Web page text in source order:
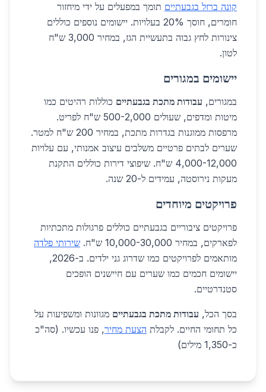
קונה ברזל בגבעתיים תומך במפעלים על ידי מיחזור
חומרים, חוסך 20% בעלויות. יישומים נוספים כוללים
צינורות לחץ גבוה בתעשיית הגז, במחיר 3,000 ש"ח
לטון.
יישומים במגורים
במגורים, עבודות מתכת בגבעתיים כוללות רהיטים כמו
מיטות ומדפים, שעולים 500-2,000 ש"ח לפריט.
מרפסות ממוגנות בגדרות מתכת, במחיר 200 ש"ח למטר.
שערים לבתים פרטיים משלבים עיצוב אמנותי, עם עלויות
4,000-12,000 ש"ח. שיפוצי דירות כוללים התקנת
מעקות נירוסטה, עמידים ל-20 שנה.
פרויקטים מיוחדים
פרויקטים ציבוריים בגבעתיים כוללים פרגולות מתכתיות
לפארקים, במחיר 10,000-30,000 ש"ח.
שירותי פלדה
מותאמים לפרויקטים כמו שדרוג גני ילדים. ב-2026,
יישומים חכמים כמו שערים עם חיישנים הופכים
סטנדרטיים.
בסך הכל, עבודות מתכת בגבעתיים מגוונות ומשפיעות על
כל תחומי החיים. לקבלת הצעת מחיר, פנו עכשיו. (סה"כ
כ-1,350 מילים)